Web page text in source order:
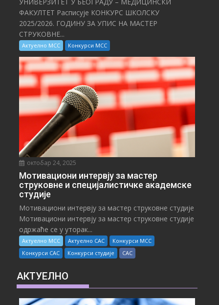
ФАКУЛТЕТ Расписује КОНКУРС ШКОЛСКУ
2025/⁠2026. ГОДИНУ ЗА УПИС НА МАСТЕР
СТРУКОВНЕ...
Актуелно МСС Конкурси МСС
октобар 24, 2025
Мотивациони интервју за мастер
струковне и специјалистичке академске
студије
Мотивациони интервју за мастер струковне студије
Мотивациони интервју за мастер струковне студије
одржаће се у уторак...
Актуелно МСС Актуелно САС
Конкурси МСС
Конкурси САС
Конкурси студије САС
АКТУЕЛНО